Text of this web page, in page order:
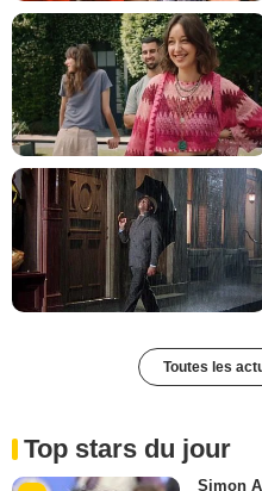
Toutes les
Top stars du jour
Simon